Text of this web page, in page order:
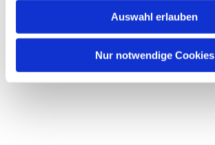
Auswahl erlauben
Nur notwendige Cookies